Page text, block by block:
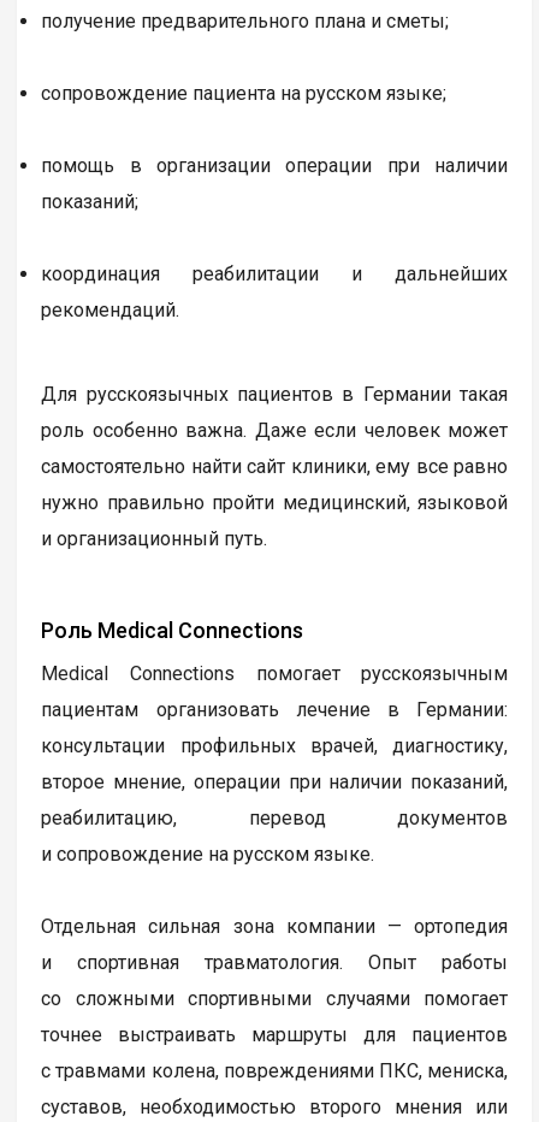
получение предварительного плана и сметы;
сопровождение пациента на русском языке;
помощь в организации операции при наличии
показаний;
координация реабилитации и дальнейших
рекомендаций.
Для русскоязычных пациентов в Германии такая
роль особенно важна. Даже если человек может
самостоятельно найти сайт клиники, ему все равно
нужно правильно пройти медицинский, языковой
и организационный путь.
Роль Medical Connections
Medical Connections помогает русскоязычным
пациентам организовать лечение в Германии:
консультации профильных врачей, диагностику,
второе мнение, операции при наличии показаний,
реабилитацию, перевод документов
и сопровождение на русском языке.
Отдельная сильная зона компании — ортопедия
и спортивная травматология. Опыт работы
со сложными спортивными случаями помогает
точнее выстраивать маршруты для пациентов
с травмами колена, повреждениями ПКС, мениска,
суставов, необходимостью второго мнения или